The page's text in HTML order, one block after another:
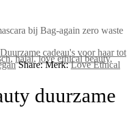
Duurzame cadeau's voor haar tot
,halal,love ethical beauty,
Share: Merk:Love Ethical
duurzame